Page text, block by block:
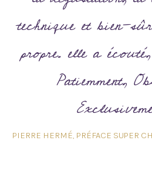
technique et bien-
propre. elle a
Patiemment,
PIERRE HERMÉ​, PRÉFACE SUPER